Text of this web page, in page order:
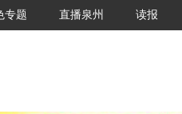
专题 直播泉州 读报